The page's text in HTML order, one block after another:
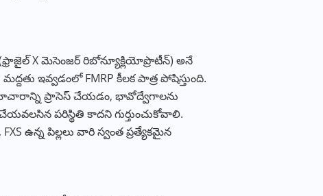
(ఫ్రాజైల్ X మెసెంజర్ రిబోన్యూక్లియోప్రొటీన్) అనే
ఇవ్వడంలో FMRP కీలక పాత్ర పోషిస్తుంది.
ప్రాసెస్ చేయడం, భావోద్వేగాలను
పరిస్థితి కాదని గుర్తుంచుకోవాలి.
ఉన్న పిల్లలు వారి స్వంత ప్రత్యేకమైన